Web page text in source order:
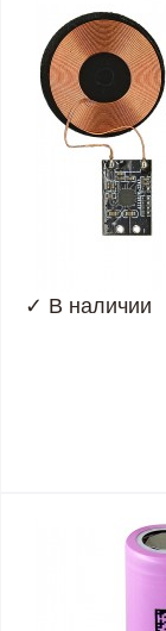
✓ В наличии